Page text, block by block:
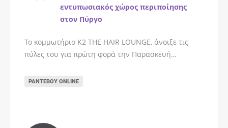
εντυπωσιακός χώρος περιποίησης
στον Πύργο
Το κομμωτήριο K2 THE HAIR LOUNGE, άνοιξε τις
πύλες του για πρώτη φορά την Παρασκευή…
ΡΑΝΤΕΒΟΎ ONLINE